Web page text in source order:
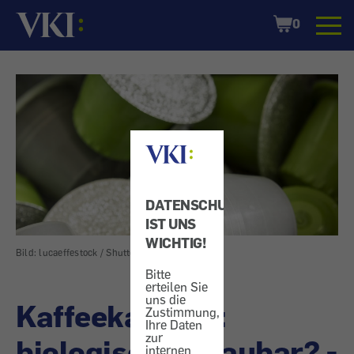
DATENSCHUTZ
IST UNS
WICHTIG!
Bitte
erteilen Sie
uns die
Zustimmung,
Ihre Daten
zur
internen
Startseite
Shopping
Cart
0
Bild: lucaeffestock / Shutterstock.com
Kaffeekapseln: